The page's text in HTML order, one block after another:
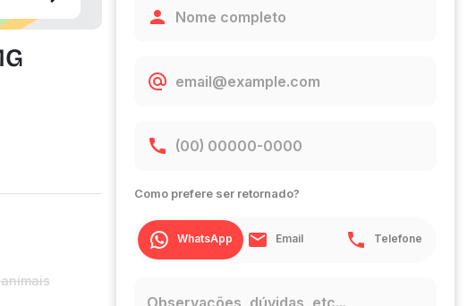
Como prefere ser retornado?
WhatsApp Email Telefone